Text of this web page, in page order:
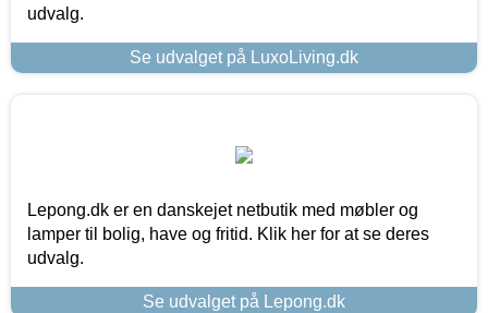
udvalg.
Se udvalget på LuxoLiving.dk
Lepong.dk er en danskejet netbutik med møbler og
lamper til bolig, have og fritid. Klik her for at se deres
udvalg.
Se udvalget på Lepong.dk